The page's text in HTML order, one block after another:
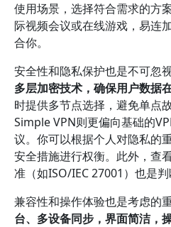
使用场景，选择符合需求的方
际视频会议或在线游戏，易连
合你。
安全性和隐私保护也是不可忽视
多层加密技术，确保用户数据
时提供多节点选择，避免单点
Simple VPN则更偏向基础的
议。你可以根据个人对隐私的
安全措施进行权衡。此外，查
准（如ISO/IEC 27001）也是判
兼容性和操作体验也是考虑的重
台、多设备同步，界面简洁，